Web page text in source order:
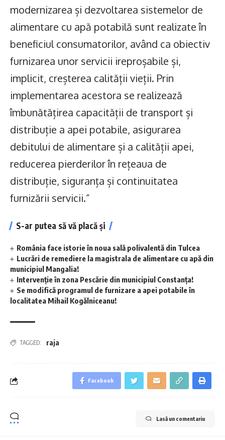
modernizarea și dezvoltarea sistemelor de
alimentare cu apă potabilă sunt realizate în
beneficiul consumatorilor, având ca obiectiv
furnizarea unor servicii ireproșabile și,
implicit, creșterea calității vieții. Prin
implementarea acestora se realizează
îmbunătățirea capacității de transport și
distribuție a apei potabile, asigurarea
debitului de alimentare și a calității apei,
reducerea pierderilor în rețeaua de
distribuție, siguranța și continuitatea
furnizării servicii.”
S-ar putea să vă placă și
România face istorie în noua sală polivalentă din Tulcea
Lucrări de remediere la magistrala de alimentare cu apă din
municipiul Mangalia!
Intervenție în zona Pescărie din municipiul Constanța!
Se modifică programul de furnizare a apei potabile în
localitatea Mihail Kogălniceanu!
TAGGED: raja
Facebook
Lasă un comentariu